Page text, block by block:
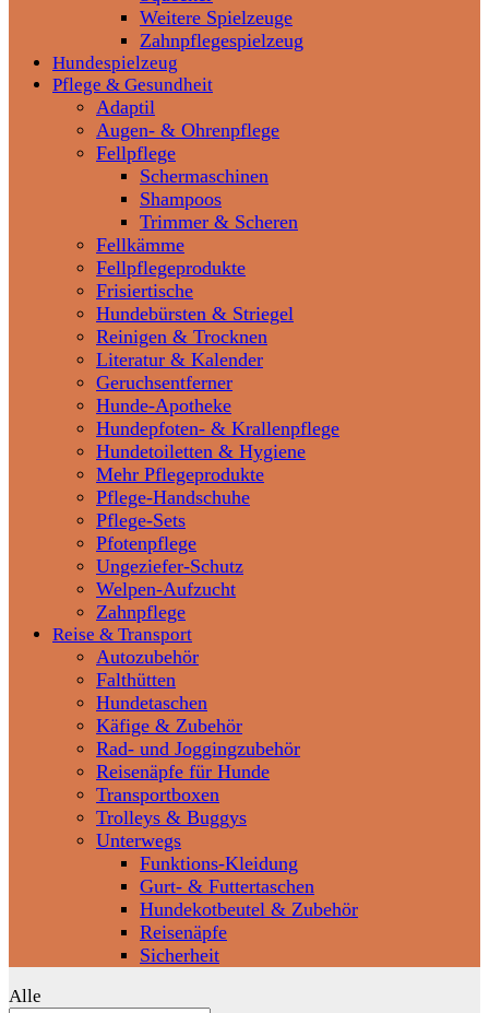
Weitere Spielzeuge
Zahnpflegespielzeug
Hundespielzeug
Pflege & Gesundheit
Adaptil
Augen- & Ohrenpflege
Fellpflege
Schermaschinen
Shampoos
Trimmer & Scheren
Fellkämme
Fellpflegeprodukte
Frisiertische
Hundebürsten & Striegel
Reinigen & Trocknen
Literatur & Kalender
Geruchsentferner
Hunde-Apotheke
Hundepfoten- & Krallenpflege
Hundetoiletten & Hygiene
Mehr Pflegeprodukte
Pflege-Handschuhe
Pflege-Sets
Pfotenpflege
Ungeziefer-Schutz
Welpen-Aufzucht
Zahnpflege
Reise & Transport
Autozubehör
Falthütten
Hundetaschen
Käfige & Zubehör
Rad- und Joggingzubehör
Reisenäpfe für Hunde
Transportboxen
Trolleys & Buggys
Unterwegs
Funktions-Kleidung
Gurt- & Futtertaschen
Hundekotbeutel & Zubehör
Reisenäpfe
Sicherheit
Alle